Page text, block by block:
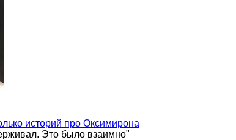
историй про Оксимирона
Это было взаимно"